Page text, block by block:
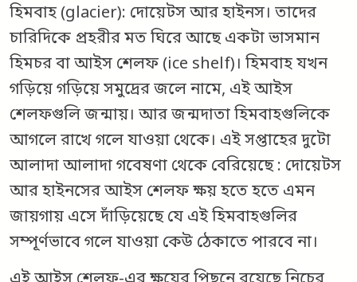
হিমবাহ (glacier): দোয়েটস আর হাইনস। তাদের
চারিদিকে প্রহরীর মত ঘিরে আছে একটা ভাসমান
হিমচর বা আইস শেলফ (ice shelf)। হিমবাহ যখন
গড়িয়ে গড়িয়ে সমুদ্রের জলে নামে, এই আইস
শেলফগুলি জন্মায়। আর জন্মদাতা হিমবাহগুলিকে
আগলে রাখে গলে যাওয়া থেকে। এই সপ্তাহের দুটো
আলাদা আলাদা গবেষণা থেকে বেরিয়েছে : দোয়েটস
আর হাইনসের আইস শেলফ ক্ষয় হতে হতে এমন
জায়গায় এসে দাঁড়িয়েছে যে এই হিমবাহগুলির
সম্পূর্ণভাবে গলে যাওয়া কেউ ঠেকাতে পারবে না।